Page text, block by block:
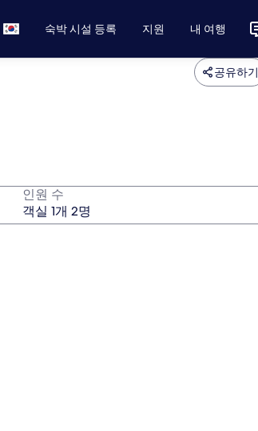
숙박 시설 등록 지원 내 여행
공유하기
인원 수